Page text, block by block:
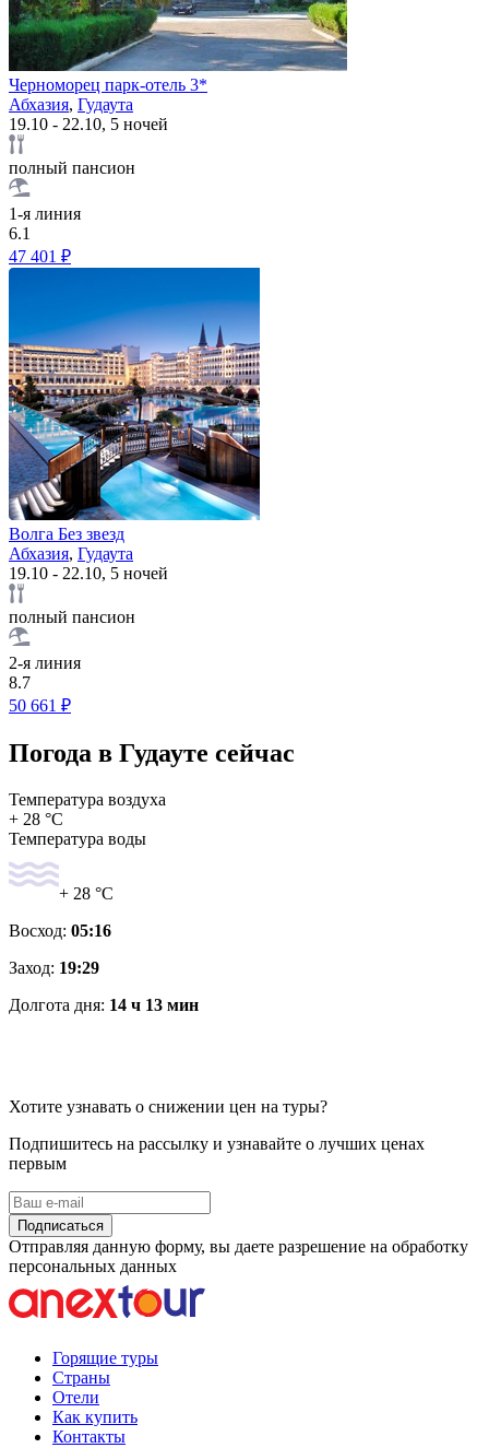
Черноморец парк-отель 3*
Абхазия, Гудаута
19.10 - 22.10, 5 ночей
полный пансион
1-я линия
6.1
47 401 ₽
Волга Без звезд
Абхазия, Гудаута
19.10 - 22.10, 5 ночей
полный пансион
2-я линия
8.7
50 661 ₽
Погода в Гудауте сейчас
Температура воздуха
+ 28 °C
Температура воды
+ 28 °C
Восход: 05:16
Заход: 19:29
Долгота дня: 14 ч 13 мин
Хотите узнавать о снижении цен на туры?
Подпишитесь на рассылку и узнавайте о лучших ценах
первым
Подписаться
Отправляя данную форму, вы даете разрешение на обработку
персональных данных
Горящие туры
Страны
Отели
Как купить
Контакты